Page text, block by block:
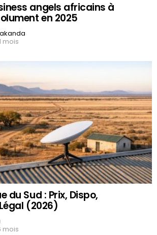
angels africains à
en 2025
mois
du Sud : Prix, Dispo,
(2026)
mois